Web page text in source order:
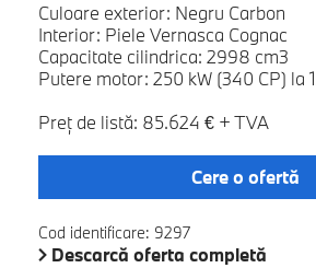
Culoare exterior: Negru Carbon
Interior: Piele Vernasca Cognac
Capacitate cilindrica: 2998 cm3
Putere motor: 250 kW (340 CP) la
Preţ de listă: 85.624 € + TVA
Cere o ofertă
Cod identificare: 9297
Descarcă oferta completă